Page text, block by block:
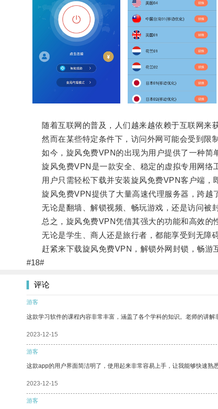
随着互联网的普及，人们越来越依赖于互联网来获
然而在某些特定条件下，访问外网可能会受到限制
如今，旋风免费VPN的出现为用户提供了一种简单
旋风免费VPN是一款安全、稳定的虚拟专用网络工
用户只需轻松下载并安装旋风免费VPN客户端，
旋风免费VPN提供了大量高速代理服务器，跨越了
无论是翻墙、解锁视频、畅玩游戏，还是访问被
总之，旋风免费VPN凭借其强大的功能和高效的
无论是学生、商人还是旅行者，都能享受到无障碍
赶紧来下载旋风免费VPN，解锁外网封锁，畅游互
#18#
评论
游客
这款学习软件的课程内容非常丰富，涵盖了各个学科的知识。老师的讲解
2023-12-15
游客
这款app的用户界面简洁明了，使用起来非常容易上手，让我能够快速熟悉
2023-12-15
游客